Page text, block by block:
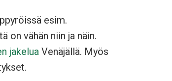
esim.
on vähän niin ja näin.
jakelua Venäjällä. Myös